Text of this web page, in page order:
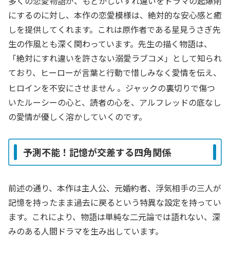
にするのに対し、本作の恋愛模様は、絶対的な安心感と癒
しを提供してくれます。これは原作者である星見うさぎ先
生の作風とも深く関わっています。先生の描く物語は、
「絶対にすれ違いを許さない溺愛ラブコメ」として知られ
ており、ヒーローが言葉と行動で惜しみなく愛情を伝え、
ヒロインを不安にさせません 。ジャックの裏切りで傷つ
いたルーシーの心と、読者の心を、アルフレッドの底なし
の愛情が優しく溶かしていくのです。
予測不能！記憶が交差する四角関係
前述の通り、本作は主人公、元婚約者、浮気相手の三人が
記憶を持ったまま過去に戻るという特異な設定を持ってい
ます。これにより、物語は単純な二元論では語れない、 深
みのある人間ドラマを生み出しています。